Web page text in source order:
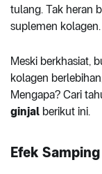
tulang. Tak heran
suplemen kolagen.
Meski berkhasiat,
kolagen
Mengapa? Cari
ginjal berikut ini.
Efek